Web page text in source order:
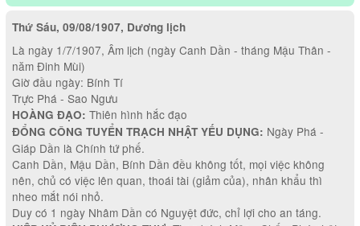
Thứ Sáu, 09/08/1907, Dương lịch
Là ngày 1/7/1907, Âm lịch (ngày Canh Dần - tháng Mậu Thân -
năm Đinh Mùi)
Giờ đầu ngày: Bính Tí
Trực Phá - Sao Ngưu
HOÀNG ĐẠO: Thiên hình hắc đạo
ĐỔNG CÔNG TUYỂN TRẠCH NHẬT YẾU DỤNG: Ngày Phá -
Giáp Dần là Chính tứ phế.
Canh Dần, Mậu Dần, Bính Dần đều không tốt, mọi việc không
nên, chủ có việc lên quan, thoái tài (giảm của), nhân khẩu thì
nheo mắt nói nhỏ.
Duy có 1 ngày Nhâm Dần có Nguyệt đức, chỉ lợi cho an táng.